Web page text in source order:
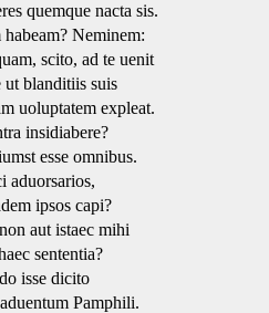
quemque nacta sis.
Neminem:
scito, ad te uenit
ut blanditiis suis
uoluptatem expleat.
insidiabere?
esse omnibus.
aduorsarios,
ipsos capi?
aut istaec mihi
sententia?
isse dicito
Pamphili.